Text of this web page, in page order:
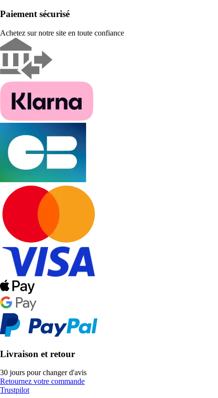
Paiement sécurisé
Achetez sur notre site en toute confiance
Livraison et retour
30 jours pour changer d'avis
Retournez votre commande
Trustpilot